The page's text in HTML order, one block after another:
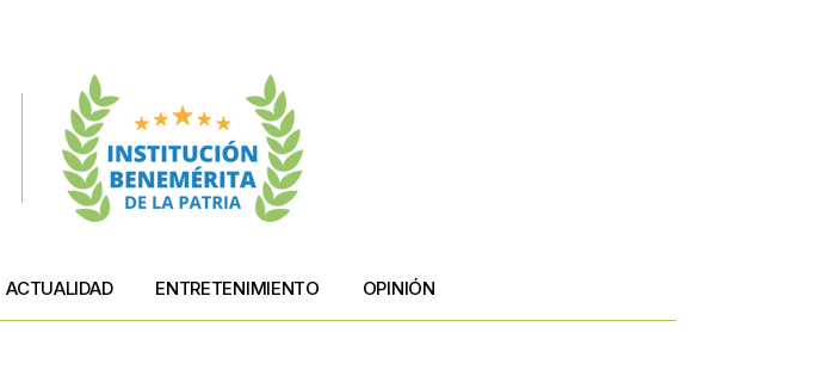
ACTUALIDAD ENTRETENIMIENTO OPINIÓN